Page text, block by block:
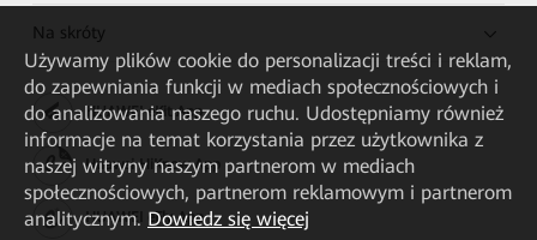
Na skróty
HUAWEI eKit App
Huawei HiKnow App
HUAWEI eFly App
Używamy plików cookie do personalizacji treści i reklam,
do zapewniania funkcji w mediach społecznościowych i
do analizowania naszego ruchu. Udostępniamy również
informacje na temat korzystania przez użytkownika z
naszej witryny naszym partnerom w mediach
społecznościowych, partnerom reklamowym i partnerom
analitycznym. Dowiedz się więcej